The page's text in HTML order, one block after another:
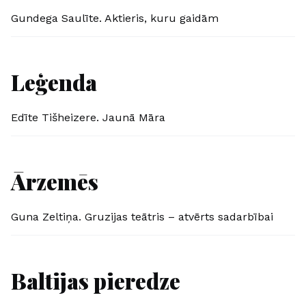
Gundega Saulīte. Aktieris, kuru gaidām
Leģenda
Edīte Tišheizere. Jaunā Māra
Ārzemēs
Guna Zeltiņa. Gruzijas teātris – atvērts sadarbībai
Baltijas pieredze